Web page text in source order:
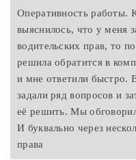
Оперативность работы.
выяснилось, что у меня
водительских прав, то
решила обратится в
и мне ответили быстро.
задали ряд вопросов и
её решить. Мы
И буквально через
права